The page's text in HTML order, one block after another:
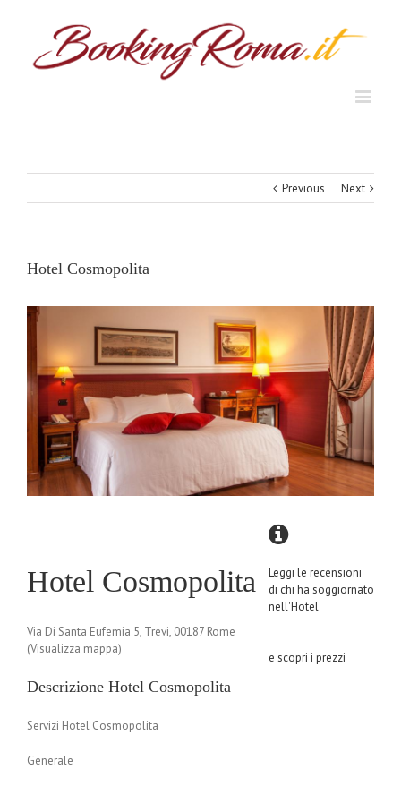
Previous Next
Hotel Cosmopolita
View
Image
Leggi le recensioni
di chi ha soggiornato
nell'Hotel
e scopri i prezzi
Hotel Cosmopolita
Via Di Santa Eufemia 5, Trevi, 00187 Rome
(Visualizza mappa)
Descrizione Hotel Cosmopolita
Servizi Hotel Cosmopolita
Generale